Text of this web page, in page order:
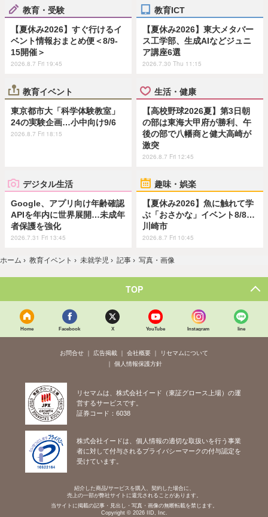
教育・受験
【夏休み2026】すぐ行けるイ
ベント情報おまとめ便＜8/9-
15開催＞
2026.8.7 Fri 19:45
教育ICT
【夏休み2026】東大メタバー
ス工学部、生成AIなどジュニ
ア講座6選
2026.7.30 Thu 11:15
教育イベント
東京都市大「科学体験教室」
24の実験企画…小中向け9/6
2026.8.7 Fri 18:15
生活・健康
【高校野球2026夏】第3日朝
の部は東海大甲府が勝利、午
後の部で八幡商と健大高崎が
激突
2026.8.7 Fri 12:45
デジタル生活
Google、アプリ向け年齢確認
APIを年内に世界展開…未成年
者保護を強化
2026.7.31 Fri 13:45
趣味・娯楽
【夏休み2026】魚に触れて学
ぶ「おさかな」イベント8/8…
川崎市
2026.8.7 Fri 10:45
ホーム › 教育イベント › 未就学児 › 記事 › 写真・画像
TOP
Home Facebook X YouTube Instagram line
お問合せ 広告掲載 会社概要
リセマムについて
個人情報保護方針
リセマムは、株式会社イード（東証グロース上場）の運
営するサービスです。
証券コード：6038
株式会社イードは、個人情報の適切な取扱いを行う事業
者に対して付与されるプライバシーマークの付与認定を
受けています。
紹介した商品/サービスを購入、契約した場合に、
売上の一部が弊社サイトに還元されることがあります。
当サイトに掲載の記事・見出し・写真・画像の無断転載を禁じます。
Copyright © 2026 IID, Inc.